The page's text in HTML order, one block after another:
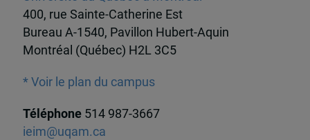
400, rue Sainte-Catherine Est
Bureau A-1540, Pavillon Hubert-Aquin
Montréal (Québec) H2L 3C5
* Voir le plan du campus
Téléphone 514 987-3667
ieim@uqam.ca